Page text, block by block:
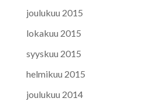
joulukuu 2015
lokakuu 2015
syyskuu 2015
helmikuu 2015
joulukuu 2014